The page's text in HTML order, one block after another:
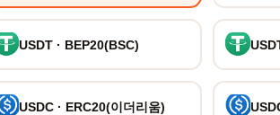
USDT · BEP20(BSC)
USDC · ERC20(이더리움)